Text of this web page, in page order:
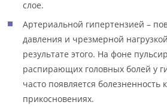
слое.
Артериальной гипертензией –
давления и чрезмерной
результате этого. На фоне
распирающих головных болей у
часто появляется
прикосновениях.